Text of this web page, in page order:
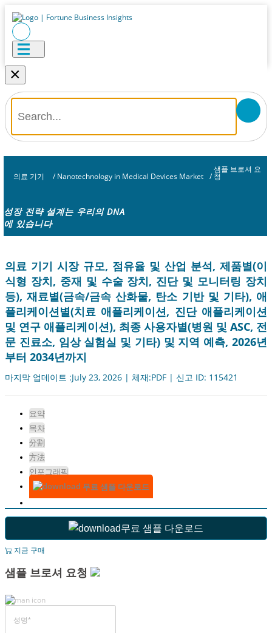
×
의료 기기 / Nanotechnology in Medical Devices Market /
샘플 브로셔 요
청
성장 전략 설계는 우리의 DNA
에 있습니다
의료 기기 시장 규모, 점유율 및 산업 분석, 제품별(이
식형 장치, 중재 및 수술 장치, 진단 및 모니터링 장치
등), 재료별(금속/금속 산화물, 탄소 기반 및 기타), 애
플리케이션별(치료 애플리케이션, 진단 애플리케이션
및 연구 애플리케이션), 최종 사용자별(병원 및 ASC, 전
문 진료소, 임상 실험실 및 기타) 및 지역 예측, 2026년
부터 2034년까지
마지막 업데이트 :July 23, 2026 | 체재:PDF | 신고 ID: 115421
요약
목차
分割
方法
인포그래픽
무료 샘플 다운로드
무료 샘플 다운로드
지금 구매
샘플 브로셔 요청